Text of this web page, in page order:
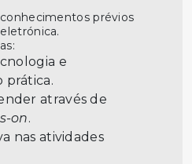
prévios
e
prática.
através de
on.
nas atividades